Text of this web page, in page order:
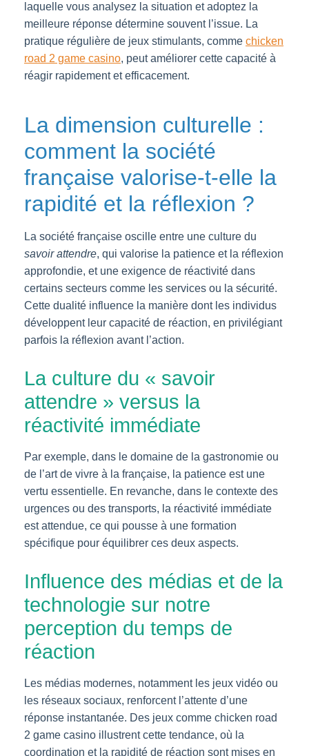
laquelle vous analysez la situation et adoptez la
meilleure réponse détermine souvent l’issue. La
pratique régulière de jeux stimulants, comme chicken
road 2 game casino, peut améliorer cette capacité à
réagir rapidement et efficacement.
La dimension culturelle :
comment la société
française valorise-t-elle la
rapidité et la réflexion ?
La société française oscille entre une culture du
savoir attendre, qui valorise la patience et la réflexion
approfondie, et une exigence de réactivité dans
certains secteurs comme les services ou la sécurité.
Cette dualité influence la manière dont les individus
développent leur capacité de réaction, en privilégiant
parfois la réflexion avant l’action.
La culture du « savoir
attendre » versus la
réactivité immédiate
Par exemple, dans le domaine de la gastronomie ou
de l’art de vivre à la française, la patience est une
vertu essentielle. En revanche, dans le contexte des
urgences ou des transports, la réactivité immédiate
est attendue, ce qui pousse à une formation
spécifique pour équilibrer ces deux aspects.
Influence des médias et de la
technologie sur notre
perception du temps de
réaction
Les médias modernes, notamment les jeux vidéo ou
les réseaux sociaux, renforcent l’attente d’une
réponse instantanée. Des jeux comme chicken road
2 game casino illustrent cette tendance, où la
coordination et la rapidité de réaction sont mises en